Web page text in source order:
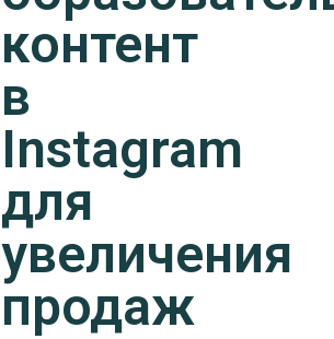
контент
в
Instagram
для
увеличения
продаж